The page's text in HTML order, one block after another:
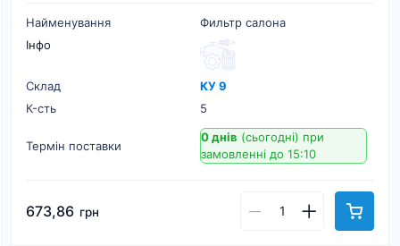
Найменування
Фильтр салона
Інфо
Склад
КУ 9
К-cть
5
Термін поставки
0 днів (сьогодні) при
замовленні до 15:10
673,86 грн